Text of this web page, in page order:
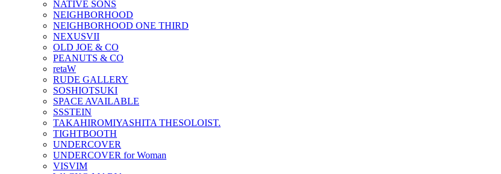
NATIVE SONS
NEIGHBORHOOD
NEIGHBORHOOD ONE THIRD
NEXUSVII
OLD JOE & CO
PEANUTS & CO
retaW
RUDE GALLERY
SOSHIOTSUKI
SPACE AVAILABLE
SSSTEIN
TAKAHIROMIYASHITA THESOLOIST.
TIGHTBOOTH
UNDERCOVER
UNDERCOVER for Woman
VISVIM